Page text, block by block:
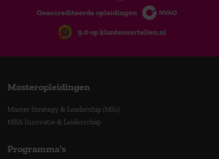
Geaccrediteerde opleidingen
9,0 op klantenvertellen.nl
Masteropleidingen
Master Strategy & Leadership (MSc)
MBA Innovatie & Leiderschap
Programma's